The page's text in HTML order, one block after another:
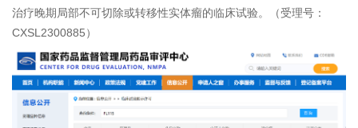
治疗晚期局部不可切除或转移性实体瘤的临床试验。（受理号：
CXSL2300885）